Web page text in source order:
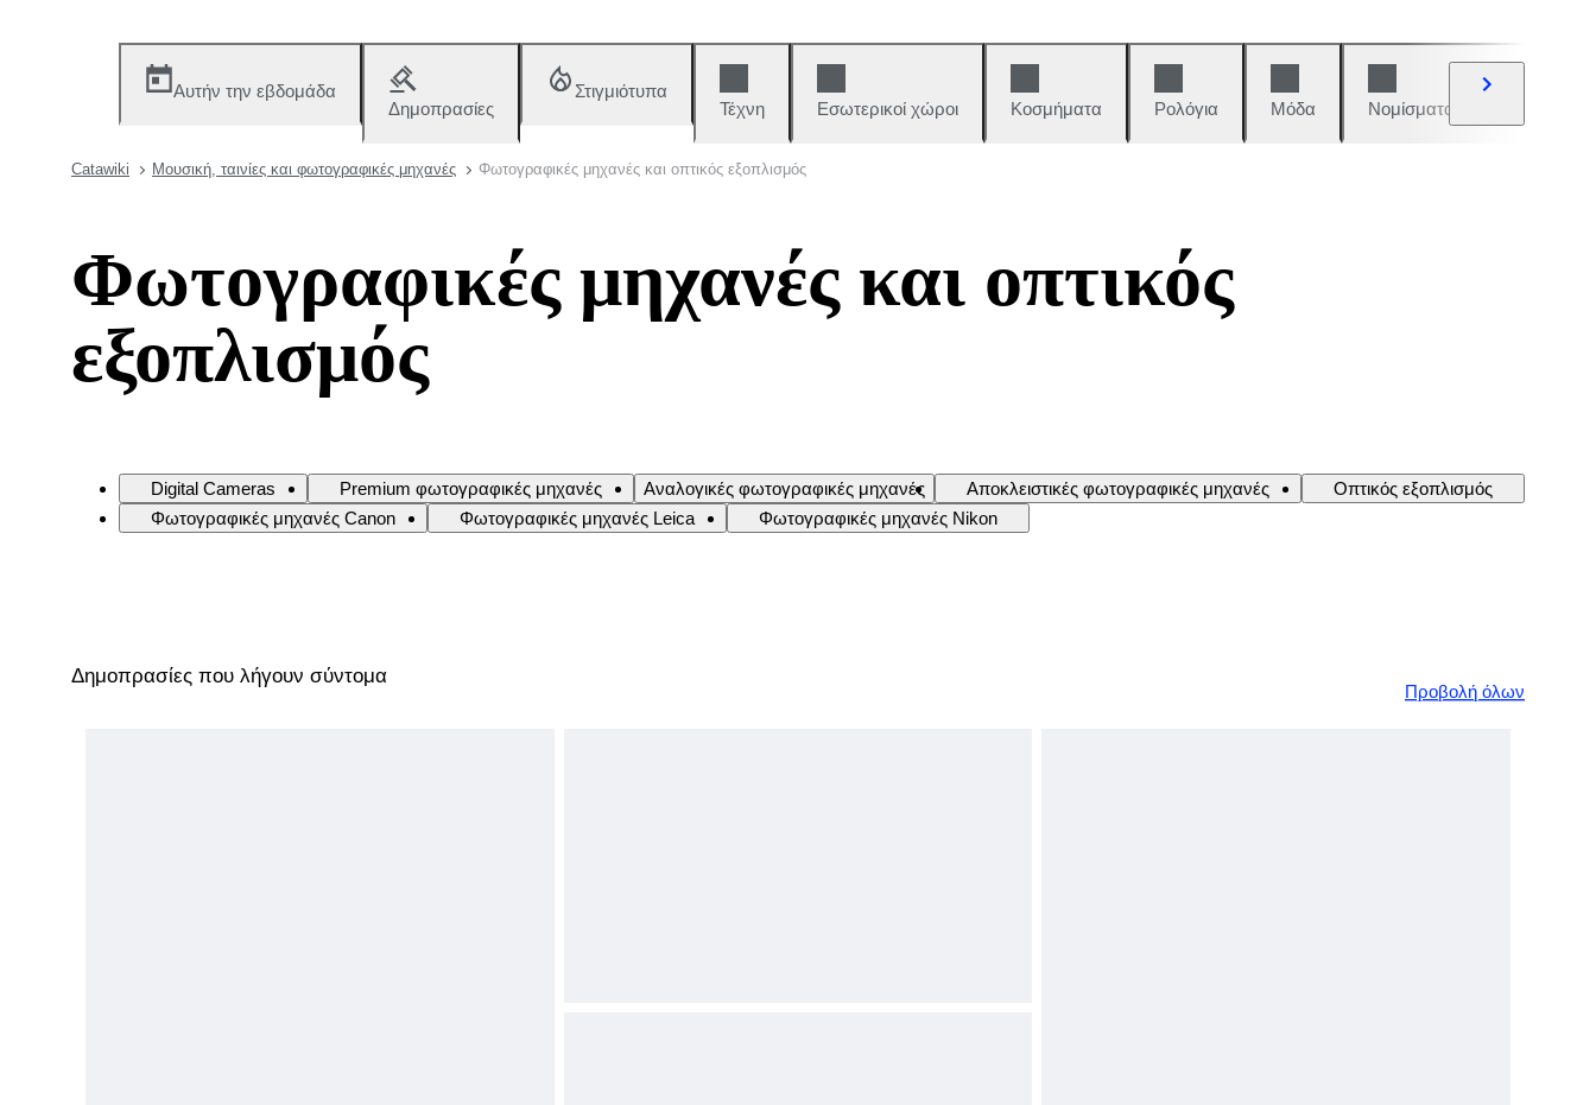
Αυτήν την εβδομάδα
Δημοπρασίες
Στιγμιότυπα
Τέχνη
Εσωτερικοί χώροι Κοσμήματα Ρολόγια Μόδα Νομίσματα και
Catawiki Μουσική, ταινίες και φωτογραφικές μηχανές Φωτογραφικές μηχανές και οπτικός εξοπλισμός
Φωτογραφικές μηχανές και οπτικός
εξοπλισμός
Digital Cameras Premium φωτογραφικές μηχανές Αναλογικές φωτογραφικές μηχανές Αποκλειστικές φωτογραφικές μηχανές
Οπτικός εξοπλισμός
Φωτογραφικές μηχανές Canon
Φωτογραφικές μηχανές Leica Φωτογραφικές μηχανές Nikon
Δημοπρασίες που λήγουν σύντομα
Προβολή όλων